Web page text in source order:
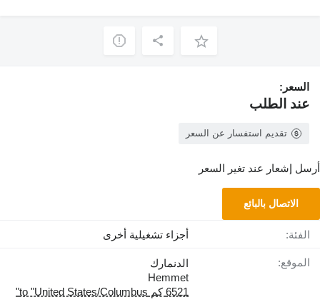
السعر:
عند الطلب
تقديم استفسار عن السعر
أرسل إشعار عند تغير السعر
الاتصال بالبائع
الفئة: أجزاء تشغيلية أخرى
الموقع:
الدنمارك
Hemmet
6521 كم to "United States/Columbus"